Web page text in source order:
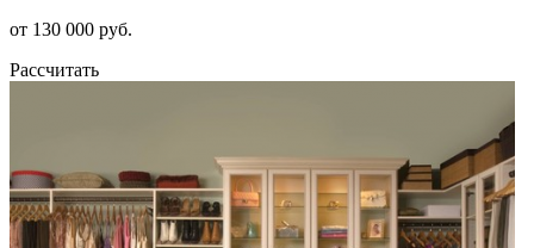
от 130 000 руб.
Рассчитать